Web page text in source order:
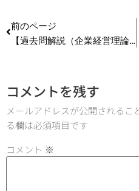
前のページ
【過去問解説（企業経営理論）】R4 第4問 コトラーの競争地位別戦略
コメントを残す
メールアドレスが公開されるこ
る欄は必須項目です
コメント ※